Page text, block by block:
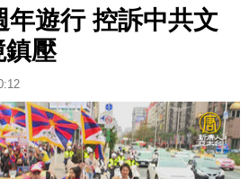
年遊行 控訴中共文
鎮壓